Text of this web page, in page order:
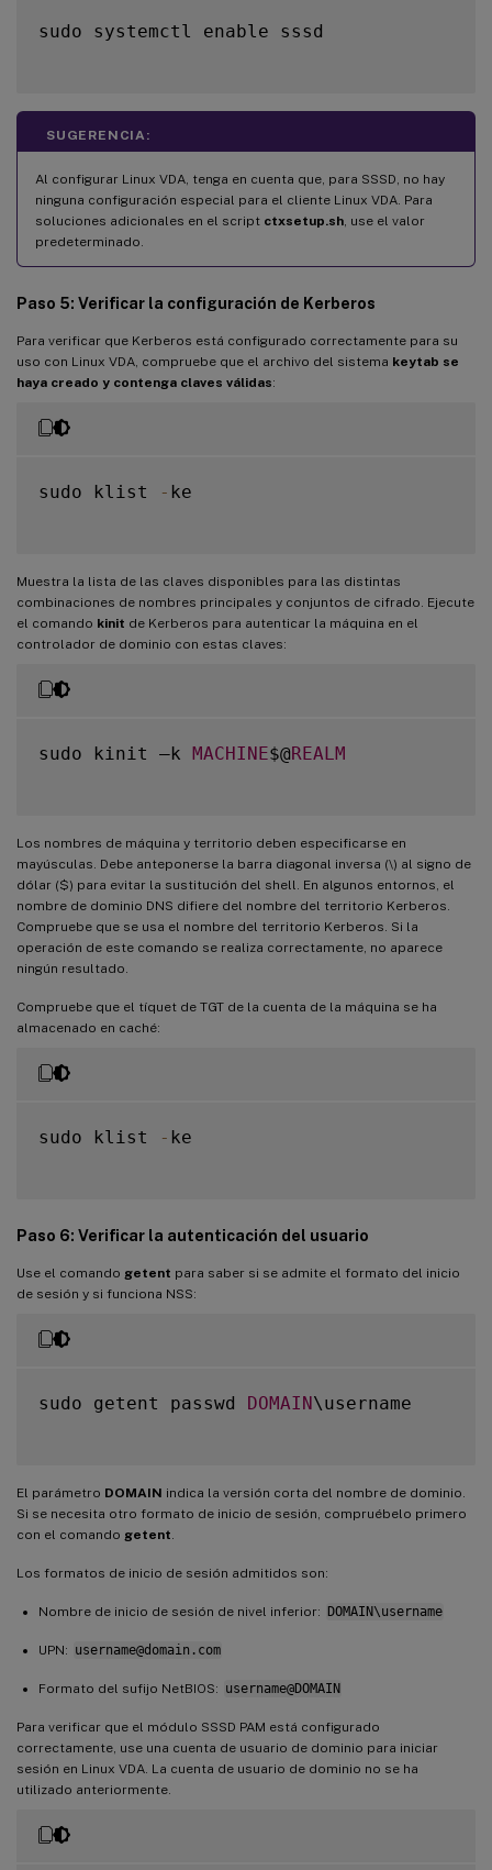
sudo systemctl enable sssd
SUGERENCIA:
Al configurar Linux VDA, tenga en cuenta que, para SSSD, no hay
ninguna configuración especial para el cliente Linux VDA. Para
soluciones adicionales en el script ctxsetup.sh , use el valor
predeterminado.
Paso 5: Verificar la configuración de Kerberos
Para verificar que Kerberos está configurado correctamente para su
uso con Linux VDA, compruebe que el archivo del sistema keytab se
haya creado y contenga claves válidas:
sudo klist - ke
Muestra la lista de las claves disponibles para las distintas
combinaciones de nombres principales y conjuntos de cifrado. Ejecute
el comando kinit de Kerberos para autenticar la máquina en el
controlador de dominio con estas claves:
sudo kinit –k MACHINE$@REALM
Los nombres de máquina y territorio deben especificarse en
mayúsculas. Debe anteponerse la barra diagonal inversa (\) al signo de
dólar ($) para evitar la sustitución del shell. En algunos entornos, el
nombre de dominio DNS difiere del nombre del territorio Kerberos.
Compruebe que se usa el nombre del territorio Kerberos. Si la
operación de este comando se realiza correctamente, no aparece
ningún resultado.
Compruebe que el tíquet de TGT de la cuenta de la máquina se ha
almacenado en caché:
sudo klist - ke
Paso 6: Verificar la autenticación del usuario
Use el comando getent para saber si se admite el formato del inicio
de sesión y si funciona NSS:
sudo getent passwd DOMAIN\username
El parámetro DOMAIN indica la versión corta del nombre de dominio.
Si se necesita otro formato de inicio de sesión, compruébelo primero
con el comando getent
Los formatos de inicio de sesión admitidos son:
Nombre de inicio de sesión de nivel inferior: DOMAIN\username
UPN: username@domain.com
Formato del sufijo NetBIOS: username@DOMAIN
Para verificar que el módulo SSSD PAM está configurado
correctamente, use una cuenta de usuario de dominio para iniciar
sesión en Linux VDA. La cuenta de usuario de dominio no se ha
utilizado anteriormente.